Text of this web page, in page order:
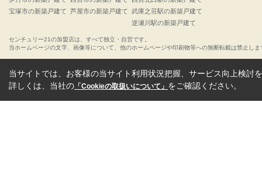
宝塚市の新築戸建て 芦屋市の新築戸建て 武庫之荘駅の新築戸建て
逆瀬川駅の新築戸建て
センチュリー21の加盟店は、すべて独立・自営です。
当ホームページの文字、画像等について、他のホームページや印刷物等への無断転載は禁止しま
当サイトでは、お客様の当サイト利用状況把握、サービス向上検討
詳しくは、当社の 「Cookieの取扱いについて」 をご確認ください。